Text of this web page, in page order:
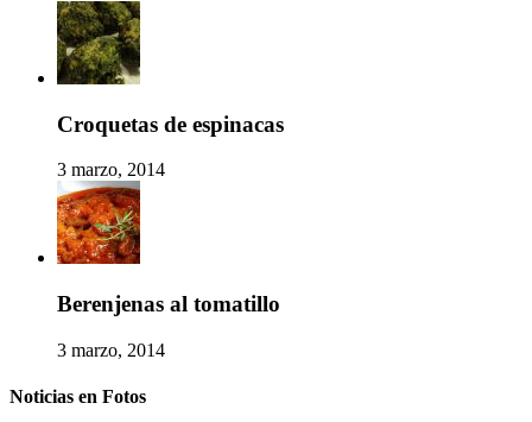
Croquetas de espinacas
3 marzo, 2014
Berenjenas al tomatillo
3 marzo, 2014
Noticias en Fotos